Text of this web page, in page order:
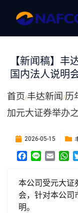
【新闻稿】丰
国内法人说明
首页/丰达新闻/历
加元大证券举办
2026-05-15
F
e
b
o
L
n
e
E
i
l
W
t
s
本公司受元大证
会，针对本公司
明。